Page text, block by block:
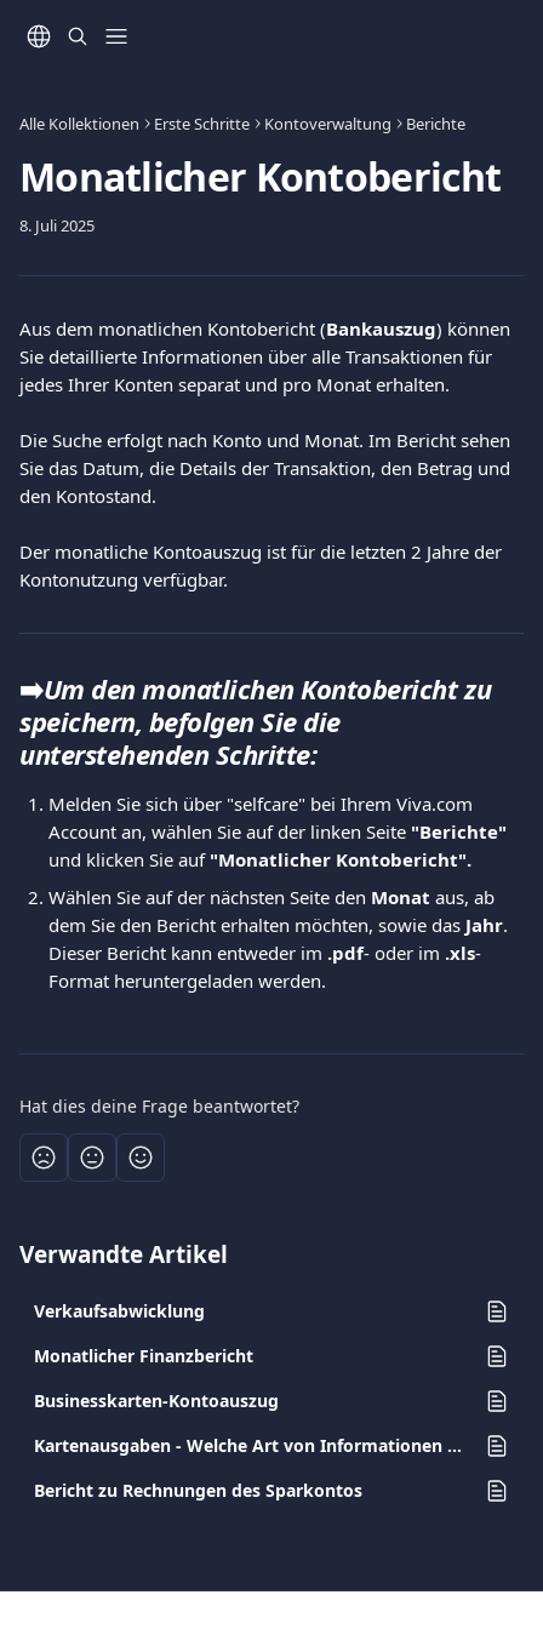
Alle Kollektionen Erste Schritte Kontoverwaltung Berichte
Monatlicher Kontobericht
8. Juli 2025
Aus dem monatlichen Kontobericht (Bankauszug) können
Sie detaillierte Informationen über alle Transaktionen für
jedes Ihrer Konten separat und pro Monat erhalten.
Die Suche erfolgt nach Konto und Monat. Im Bericht sehen
Sie das Datum, die Details der Transaktion, den Betrag und
den Kontostand.
Der monatliche Kontoauszug ist für die letzten 2 Jahre der
Kontonutzung verfügbar.
➡️Um den monatlichen Kontobericht zu
speichern, befolgen Sie die
unterstehenden Schritte:
Melden Sie sich über "selfcare" bei Ihrem Viva.com
Account an, wählen Sie auf der linken Seite "Berichte"
und klicken Sie auf "Monatlicher Kontobericht".
Wählen Sie auf der nächsten Seite den Monat aus, ab
dem Sie den Bericht erhalten möchten, sowie das Jahr.
Dieser Bericht kann entweder im .pdf- oder im .xls-
Format heruntergeladen werden.
Hat dies deine Frage beantwortet?
Verwandte Artikel
Verkaufsabwicklung
Monatlicher Finanzbericht
Businesskarten-Kontoauszug
Kartenausgaben - Welche Art von Informationen gibt es?
Bericht zu Rechnungen des Sparkontos